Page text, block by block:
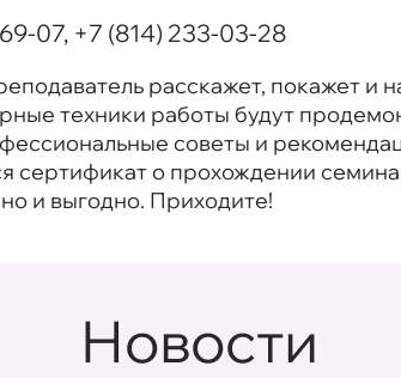
07, +7 (814) 233-03-28
расскажет, покажет и
техники работы будут
советы и
сертификат о прохождении
но и выгодно. Приходите!
Новости